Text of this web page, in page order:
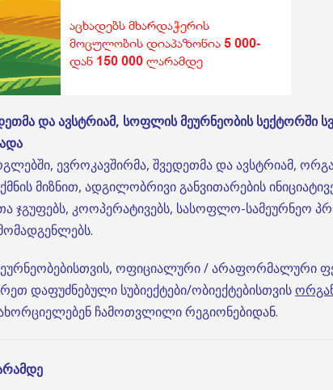
და ავსტრიამ, სოფლის მეურნეობის სექტორში
ევროკავშირმა, შვედეთმა და ავსტრიამ,
მიზნით, ადგილობრივი განვითარების
ჯგუფებს, კოოპერატივებს, სასოფლო-სამეურნეო
ოფიციალური / არაფორმალური
დაფუძნებული სუბიექტები/ობიექტებისთვის
ჩამოთვლილი რეგიონებიდან.